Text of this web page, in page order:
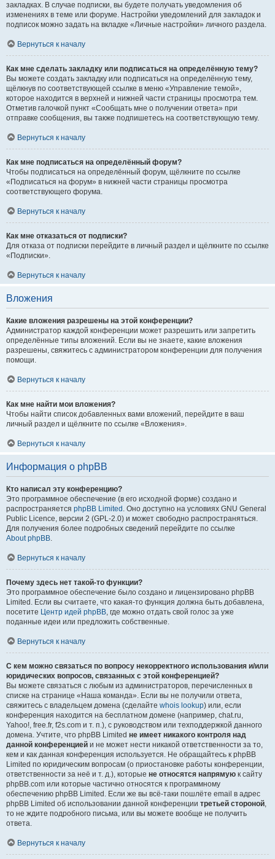
закладках. В случае подписки, вы будете получать уведомления об
изменениях в теме или форуме. Настройки уведомлений для закладок и
подписок можно задать на вкладке «Личные настройки» личного раздела.
Вернуться к началу
Как мне сделать закладку или подписаться на определённую тему?
Вы можете создать закладку или подписаться на определённую тему,
щёлкнув по соответствующей ссылке в меню «Управление темой»,
которое находится в верхней и нижней части страницы просмотра тем.
Отметив галочкой пункт «Сообщать мне о получении ответа» при
отправке сообщения, вы также подпишетесь на соответствующую тему.
Вернуться к началу
Как мне подписаться на определённый форум?
Чтобы подписаться на определённый форум, щёлкните по ссылке
«Подписаться на форум» в нижней части страницы просмотра
соответствующего форума.
Вернуться к началу
Как мне отказаться от подписки?
Для отказа от подписки перейдите в личный раздел и щёлкните по ссылке
«Подписки».
Вернуться к началу
Вложения
Какие вложения разрешены на этой конференции?
Администратор каждой конференции может разрешить или запретить
определённые типы вложений. Если вы не знаете, какие вложения
разрешены, свяжитесь с администратором конференции для получения
помощи.
Вернуться к началу
Как мне найти мои вложения?
Чтобы найти список добавленных вами вложений, перейдите в ваш
личный раздел и щёлкните по ссылке «Вложения».
Вернуться к началу
Информация о phpBB
Кто написал эту конференцию?
Это программное обеспечение (в его исходной форме) создано и
распространяется phpBB Limited . Оно доступно на условиях GNU General
Public Licence, версии 2 (GPL-2.0) и может свободно распространяться.
Для получения более подробных сведений перейдите по ссылке
About phpBB.
Вернуться к началу
Почему здесь нет такой-то функции?
Это программное обеспечение было создано и лицензировано phpBB
Limited. Если вы считаете, что какая-то функция должна быть добавлена,
посетите Центр идей phpBB, где можно отдать свой голос за уже
поданные идеи или предложить собственные.
Вернуться к началу
С кем можно связаться по вопросу некорректного использования и/или
юридических вопросов, связанных с этой конференцией?
Вы можете связаться с любым из администраторов, перечисленных в
списке на странице «Наша команда». Если вы не получили ответа,
свяжитесь с владельцем домена (сделайте whois lookup) или, если
конференция находится на бесплатном домене (например, chat.ru,
Yahoo!, free.fr, f2s.com и т. п.), с руководством или техподдержкой данного
домена. Учтите, что phpBB Limited не имеет никакого контроля над
данной конференцией и не может нести никакой ответственности за то,
кем и как данная конференция используется. Не обращайтесь к phpBB
Limited по юридическим вопросам (о приостановке работы конференции,
ответственности за неё и т. д.), которые не относятся напрямую к сайту
phpBB.com или которые частично относятся к программному
обеспечению phpBB Limited. Если же вы всё-таки пошлёте email в адрес
phpBB Limited об использовании данной конференции третьей стороной,
то не ждите подробного письма, или вы можете вообще не получить
ответа.
Вернуться к началу